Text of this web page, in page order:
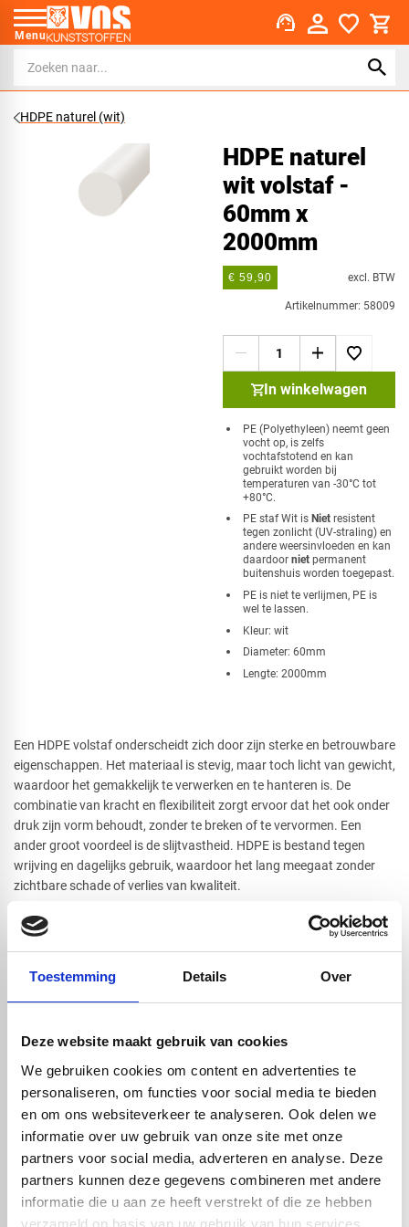
Toestemming Details Over
Deze website maakt gebruik van cookies
We gebruiken cookies om content en advertenties te
personaliseren, om functies voor social media te bieden
en om ons websiteverkeer te analyseren. Ook delen we
informatie over uw gebruik van onze site met onze
partners voor social media, adverteren en analyse. Deze
partners kunnen deze gegevens combineren met andere
informatie die u aan ze heeft verstrekt of die ze hebben
verzameld op basis van uw gebruik van hun services.
Menu support_agent
HDPE naturel (wit)
HDPE naturel
wit volstaf -
60mm x
2000mm
€ 59,90 excl. BTW
Artikelnummer: 58009
In winkelwagen
​PE (Polyethyleen) neemt geen
vocht op, is zelfs
vochtafstotend en kan
gebruikt worden bij
temperaturen van -30°C tot
+80°C.
PE staf Wit isNiet resistent
tegen zonlicht (UV-straling) en
andere weersinvloeden en kan
daardoor nietpermanent
buitenshuis worden toegepast.
PE is niet te verlijmen, PE is
wel te lassen.
Kleur: wit
Diameter: 60mm
Lengte: 2000mm
Een HDPE volstaf onderscheidt zich door zijn sterke en betrouwbare
eigenschappen. Het materiaal is stevig, maar toch licht van gewicht,
waardoor het gemakkelijk te verwerken en te hanteren is. De
combinatie van kracht en flexibiliteit zorgt ervoor dat het ook onder
druk zijn vorm behoudt, zonder te breken of te vervormen. Een
ander groot voordeel is de slijtvastheid. HDPE is bestand tegen
wrijving en dagelijks gebruik, waardoor het lang meegaat zonder
zichtbare schade of verlies van kwaliteit.
Daarbij is het materiaal nagenoeg onderhoudsvrij, want het neemt
diverse kleuren beschikbaar :
witenzwart
Handig om er bij te kopen